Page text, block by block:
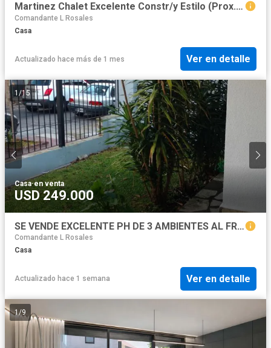
Martinez Chalet Excelente Constr/y Estilo (Prox. Zona Comercial, Bancos, Unicenter)
Comandante L Rosales
Casa
Actualizado hace más de 1 mes Ver en detalle
1 /15
Casa·en venta
USD 249.000
SE VENDE EXCELENTE PH DE 3 AMBIENTES AL FRENTE EN MARTINEZ CON PATIO Y COCHERA.
Comandante L Rosales
Casa
Actualizado hace 1 semana Ver en detalle
1/9